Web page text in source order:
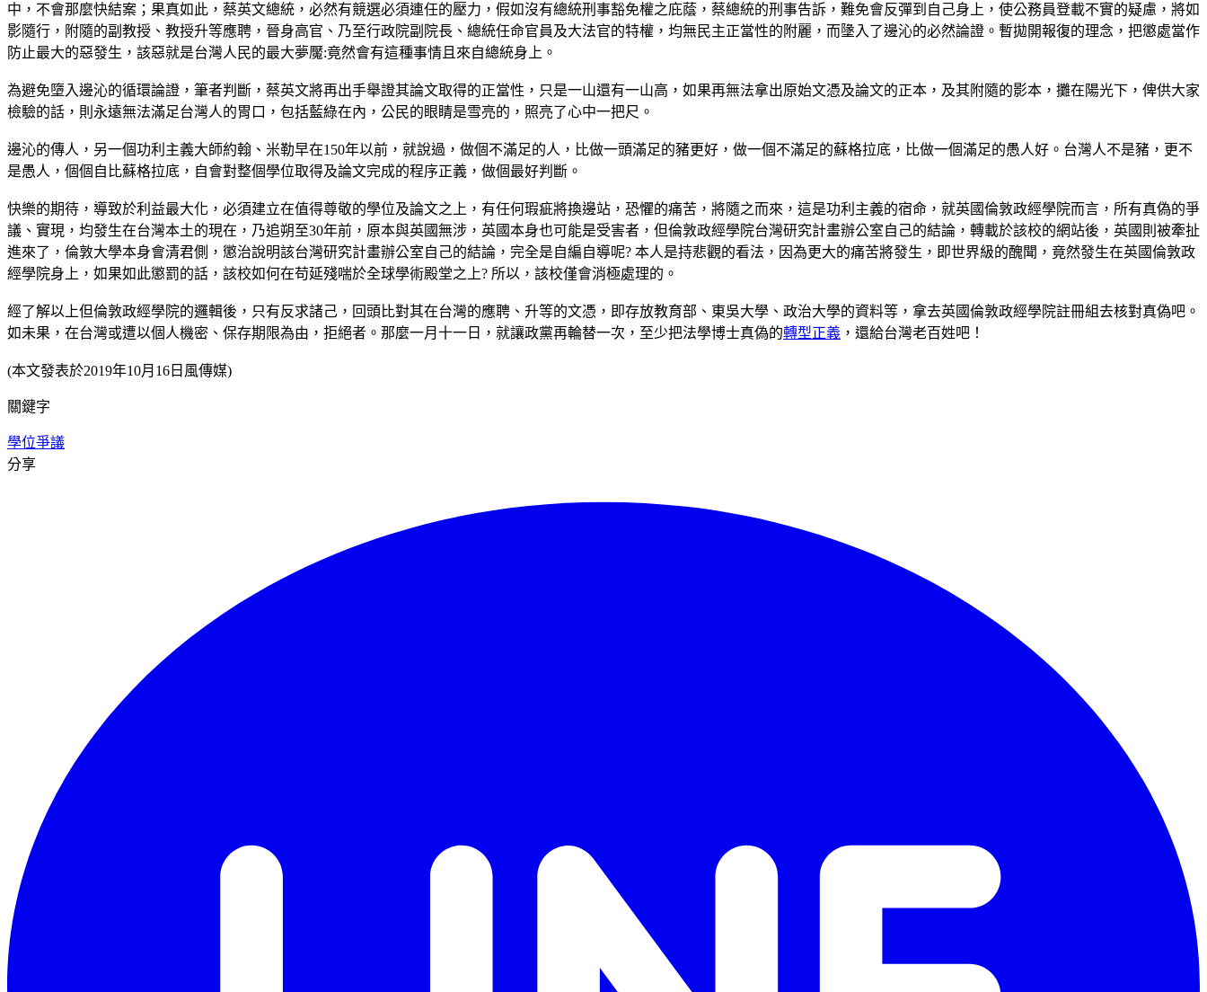
中，不會那麼快結案；果真如此，蔡英文總統，必然有競選必須連任的壓力，假如沒有總統刑事豁免權之庇蔭，蔡總統的刑事告訴，難免會反彈到自己身上，使公務員登載不實的疑慮，將如
影隨行，附隨的副教授、教授升等應聘，晉身高官、乃至行政院副院長、總統任命官員及大法官的特權，均無民主正當性的附麗，而墬入了邊沁的必然論證。暫拋開報復的理念，把懲處當作
防止最大的惡發生，該惡就是台灣人民的最大夢魘:竟然會有這種事情且來自總統身上。
為避免墮入邊沁的循環論證，筆者判斷，蔡英文將再出手舉證其論文取得的正當性，只是一山還有一山高，如果再無法拿出原始文憑及論文的正本，及其附隨的影本，攤在陽光下，俾供大家
檢驗的話，則永遠無法滿足台灣人的胃口，包括藍綠在內，公民的眼睛是雪亮的，照亮了心中一把尺。
邊沁的傳人，另一個功利主義大師約翰、米勒早在150年以前，就說過，做個不滿足的人，比做一頭滿足的豬更好，做一個不滿足的蘇格拉底，比做一個滿足的愚人好。台灣人不是豬，更不
是愚人，個個自比蘇格拉底，自會對整個學位取得及論文完成的程序正義，做個最好判斷。
快樂的期待，導致於利益最大化，必須建立在值得尊敬的學位及論文之上，有任何瑕疵將換邊站，恐懼的痛苦，將隨之而來，這是功利主義的宿命，就英國倫敦政經學院而言，所有真偽的爭
議、實現，均發生在台灣本土的現在，乃追朔至30年前，原本與英國無涉，英國本身也可能是受害者，但倫敦政經學院台灣研究計畫辦公室自己的結論，轉載於該校的網站後，英國則被牽扯
進來了，倫敦大學本身會清君側，懲治說明該台灣研究計畫辦公室自己的結論，完全是自編自導呢? 本人是持悲觀的看法，因為更大的痛苦將發生，即世界級的醜聞，竟然發生在英國倫敦政
經學院身上，如果如此懲罰的話，該校如何在苟延殘喘於全球學術殿堂之上? 所以，該校僅會消極處理的。
經了解以上但倫敦政經學院的邏輯後，只有反求諸己，回頭比對其在台灣的應聘、升等的文憑，即存放教育部、東吳大學、政治大學的資料等，拿去英國倫敦政經學院註冊組去核對真偽吧。
如未果，在台灣或遭以個人機密、保存期限為由，拒絕者。那麼一月十一日，就讓政黨再輪替一次，至少把法學博士真偽的轉型正義 ，還給台灣老百姓吧！
(本文發表於2019年10月16日風傳媒)
關鍵字
學位爭議
分享